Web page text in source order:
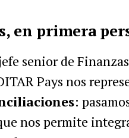
en primera
senior de
Pays nos
:
nos permite